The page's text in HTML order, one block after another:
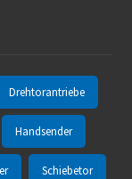
Drehtorantriebe
Handsender
Schiebetor